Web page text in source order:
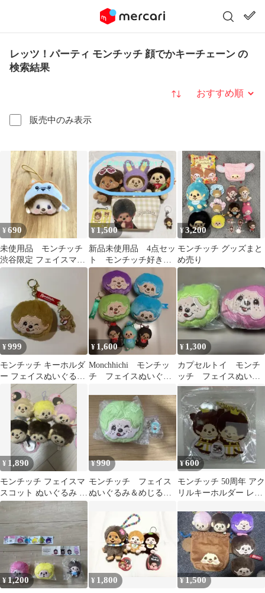
レッツ！パーティ モンチッチ 顔でかキーチェーン の
検索結果
販売中のみ表示
並び替え
¥690
未使用品 モンチッチ
渋谷限定 フェイスマス
コット ぬいぐるみ
¥1,500
新品未使用品 4点セッ
ト モンチッチ好きの
ためのまとめ売り
¥3,200
モンチッチ グッズまと
め売り
¥999
モンチッチ キーホルダ
ー フェイスぬいぐるみ
マスコットキーチェー
ン 2個セット
¥ 1,600
Monchhichi モンチッ
チ フェイスぬいぐる
¥ 1,300
カプセルトイ モンチ
ッチ フェイスぬいぐ
るみキーホルダーセッ
ト
¥ 1,890
モンチッチ フェイスマ
スコット ぬいぐるみ キ
ーホルダー プライズ
¥990
モンチッチ フェイス
ぬいぐるみ＆めじるし
¥600
モンチッチ 50周年 アク
リルキーホルダー レッ
封
¥ 1,200 ¥ 1,800 ¥1,500